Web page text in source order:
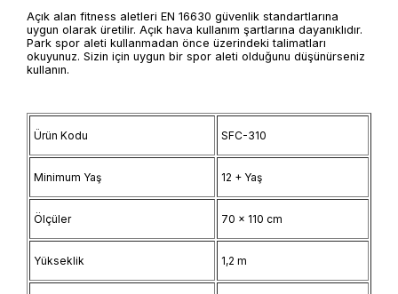
Açık alan fitness aletleri EN 16630 güvenlik standartlarına
uygun olarak üretilir. Açık hava kullanım şartlarına dayanıklıdır.
Park spor aleti kullanmadan önce üzerindeki talimatları
okuyunuz. Sizin için uygun bir spor aleti olduğunu düşünürseniz
kullanın.
Ürün Kodu SFC-310
Minimum Yaş 12 + Yaş
Ölçüler 70 x 110 cm
Yükseklik 1,2 m